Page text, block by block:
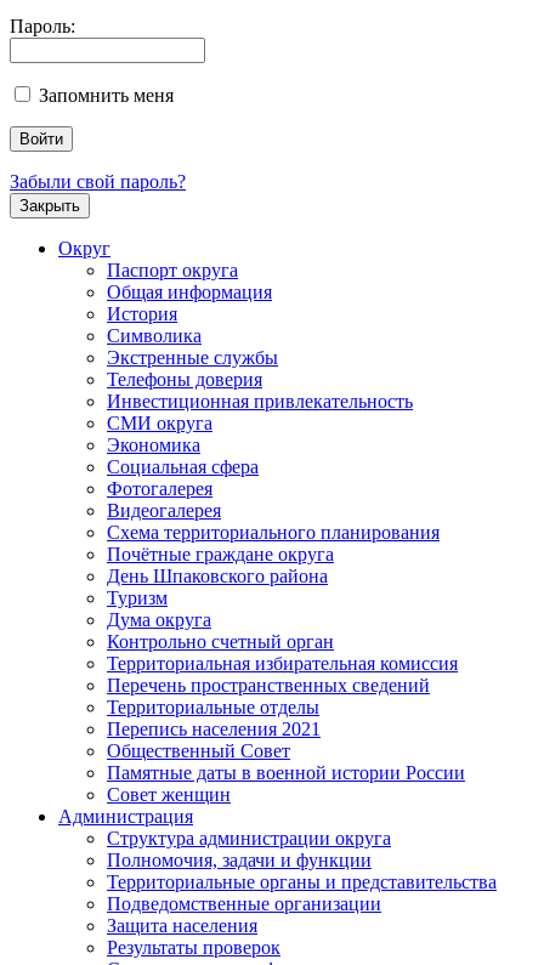
Пароль:
Запомнить меня
Забыли свой пароль?
Закрыть
Округ
Паспорт округа
Общая информация
История
Символика
Экстренные службы
Телефоны доверия
Инвестиционная привлекательность
СМИ округа
Экономика
Социальная сфера
Фотогалерея
Видеогалерея
Схема территориального планирования
Почётные граждане округа
День Шпаковского района
Туризм
Дума округа
Контрольно счетный орган
Территориальная избирательная комиссия
Перечень пространственных сведений
Территориальные отделы
Перепись населения 2021
Общественный Совет
Памятные даты в военной истории России
Совет женщин
Администрация
Структура администрации округа
Полномочия, задачи и функции
Территориальные органы и представительства
Подведомственные организации
Защита населения
Результаты проверок